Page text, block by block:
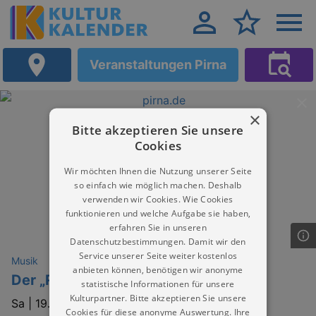
Veranstaltungen Pirna
Musik
Der „Ring“ in 90 Minuten
Sa | 19.09.2026 | 17:00
×
Bitte akzeptieren Sie unsere
Cookies
Wir möchten Ihnen die Nutzung unserer Seite
so einfach wie möglich machen. Deshalb
verwenden wir Cookies. Wie Cookies
funktionieren und welche Aufgabe sie haben,
erfahren Sie in unseren
Datenschutzbestimmungen. Damit wir den
Service unserer Seite weiter kostenlos
anbieten können, benötigen wir anonyme
statistische Informationen für unsere
Kulturpartner. Bitte akzeptieren Sie unsere
Cookies für diese anonyme Auswertung. Ihre